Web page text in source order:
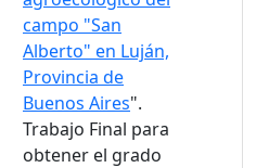
campo "San
Alberto" en Luján,
Provincia de
Buenos Aires".
Trabajo Final para
obtener el grado